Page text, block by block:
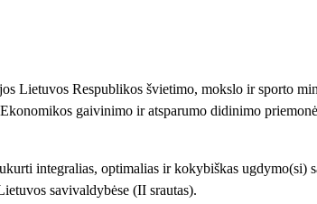
Lietuvos Respublikos švietimo, mokslo ir sporto
gaivinimo ir atsparumo didinimo
integralias, optimalias ir kokybiškas ugdymo(si)
savivaldybėse (II srautas).